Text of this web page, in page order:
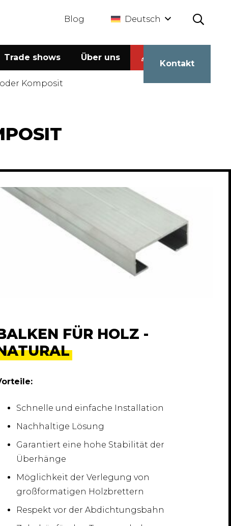
Blog Deutsch
Trade shows Über uns
Kontakt
oder Komposit
FÜR HOLZ -
Schnelle und einfache Installation
Nachhaltige Lösung
Garantiert eine hohe Stabilität der
Überhänge
Möglichkeit der Verlegung von
großformatigen Holzbrettern
Respekt vor der Abdichtungsbahn